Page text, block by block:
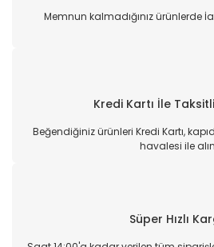
Memnun kalmadığınız ürünlerde
Kredi Kartı İle
Beğendiğiniz ürünleri Kredi Kartı,
havalesi ile
Süper Hızlı